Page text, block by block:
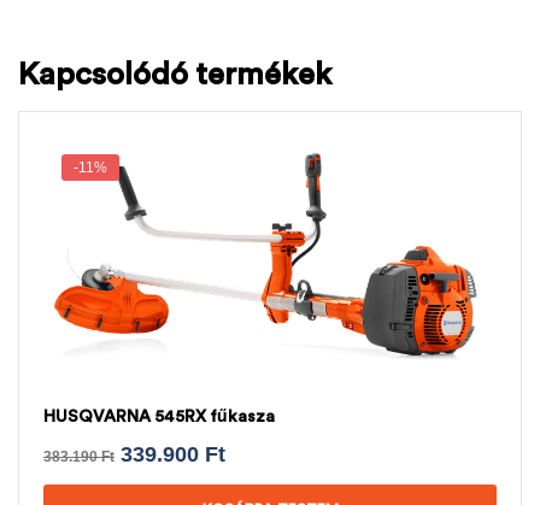
Kapcsolódó termékek
-11%
HUSQVARNA 545RX fűkasza
383.190Ft 339.900 Ft